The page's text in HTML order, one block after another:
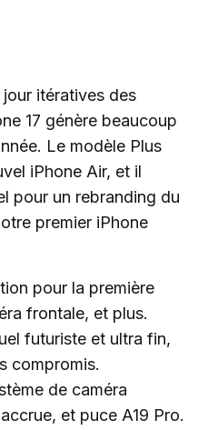
itératives des
17 génère beaucoup
Le modèle Plus
iPhone Air, et il
pour un rebranding du
premier iPhone
pour la première
frontale, et plus.
futuriste et ultra fin,
compromis.
de caméra
et puce A19 Pro.